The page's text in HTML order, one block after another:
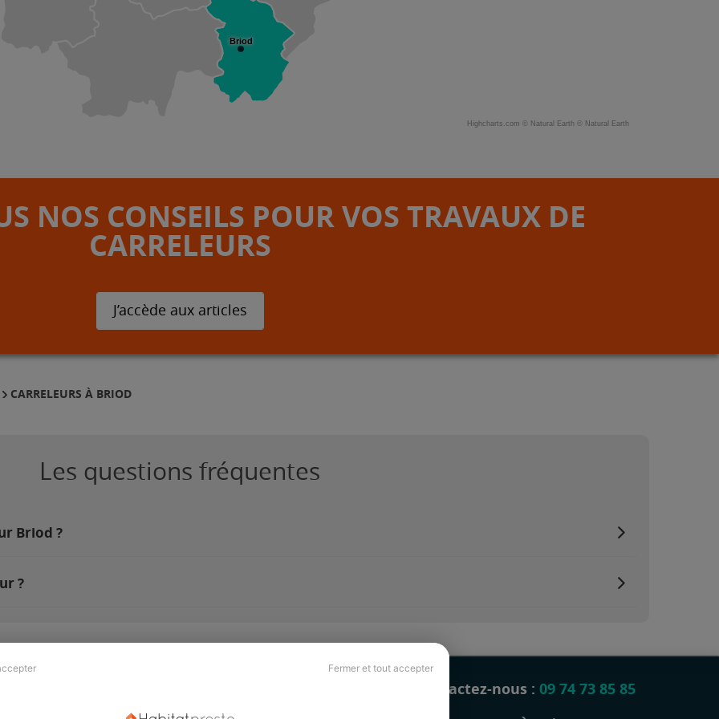
Fermer et tout accepter
Briod
Highcharts.com © Natural Earth © Natural Earth
NOS CONSEILS POUR VOS TRAVAUX DE
CARRELEURS
J’accède aux articles
CARRELEURS À BRIOD
Les questions fréquentes
Briod ?
?
Revue de presse
Contactez-nous : 09 74 73 85 85